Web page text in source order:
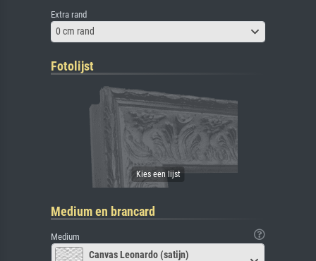
Extra rand
0 cm rand
Fotolijst
Medium en brancard
Medium
Canvas Leonardo (satijn)